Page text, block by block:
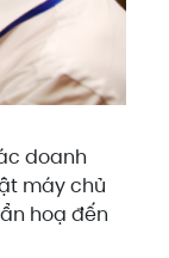
doanh
máy chủ
hoạ đến